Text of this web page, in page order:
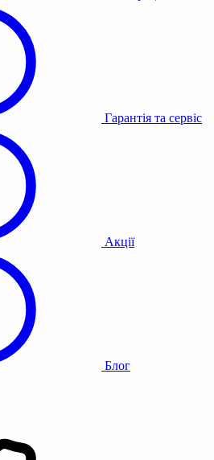
Гарантія та сервіс
Акції
Блог